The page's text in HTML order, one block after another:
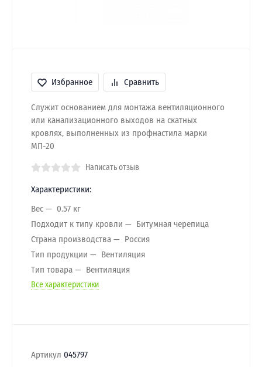
Избранное Сравнить
Служит основанием для монтажа вентиляционного
или канализационного выходов на скатных
кровлях, выполненных из профнастила марки
МП-20
Написать отзыв
Характеристики:
Вес
0.57 кг
Подходит к типу кровли
Битумная черепица
Страна производства
Россия
Тип продукции
Вентиляция
Тип товара
Вентиляция
Все характеристики
Артикул 045797